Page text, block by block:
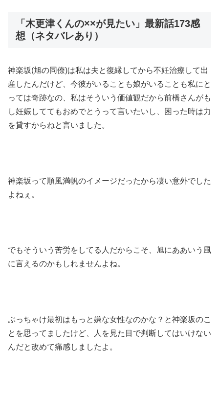
「木更津くんの××が見たい」最新話173感
想（ネタバレあり）
神楽坂(旭の同僚)は私は夫と復縁してから不妊治療して出
産したんだけど、今彼がいることも娘がいることも私にと
っては奇跡なの、私はそういう価値観だから前橋さんがも
し妊娠しててもおめでとうって言いたいし、困った時は力
を貸すからねと言いました。
神楽坂って順風満帆のイメージだったから凄い意外でした
よねぇ。
でもそういう苦労をしてる人だからこそ、旭にああいう風
に言えるのかもしれませんよね。
ぶっちゃけ最初はもっと嫌な女性なのかな？と神楽坂のこ
とを思ってましたけど、人を見た目で判断してはいけない
んだと改めて痛感しましたよ。